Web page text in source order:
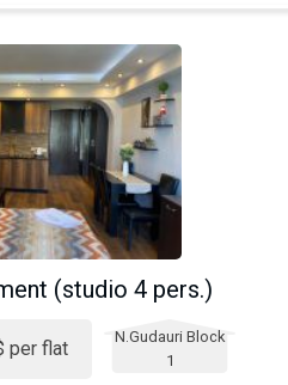
(studio 4 pers.)
per flat
N.Gudauri Block
1